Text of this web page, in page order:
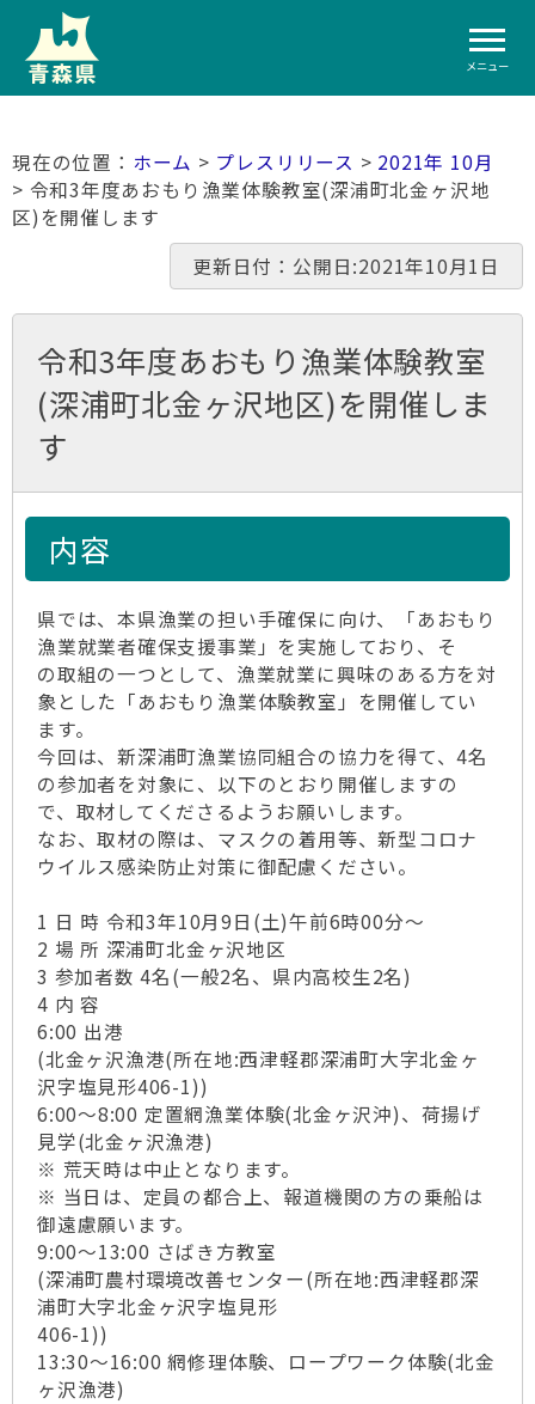
メニュー
ホーム > プレスリリース > 2021年 10月
> 令和3年度あおもり漁業体験教室(深浦町北金ヶ沢地
区)を開催します
更新日付：公開日:2021年10月1日
令和3年度あおもり漁業体験教室
(深浦町北金ヶ沢地区)を開催しま
す
内容
県では、本県漁業の担い手確保に向け、「あおもり
漁業就業者確保支援事業」を実施しており、そ
の取組の一つとして、漁業就業に興味のある方を対
象とした「あおもり漁業体験教室」を開催してい
ます。
今回は、新深浦町漁業協同組合の協力を得て、4名
の参加者を対象に、以下のとおり開催しますの
で、取材してくださるようお願いします。
なお、取材の際は、マスクの着用等、新型コロナ
ウイルス感染防止対策に御配慮ください。
1 日 時 令和3年10月9日(土)午前6時00分～
2 場 所 深浦町北金ヶ沢地区
3 参加者数 4名(一般2名、県内高校生2名)
4 内 容
6:00 出港
(北金ヶ沢漁港(所在地:西津軽郡深浦町大字北金ヶ
沢字塩見形406-1))
6:00～8:00 定置網漁業体験(北金ヶ沢沖)、荷揚げ
見学(北金ヶ沢漁港)
※ 荒天時は中止となります。
※ 当日は、定員の都合上、報道機関の方の乗船は
御遠慮願います。
9:00～13:00 さばき方教室
(深浦町農村環境改善センター(所在地:西津軽郡深
浦町大字北金ヶ沢字塩見形
406-1))
13:30～16:00 網修理体験、ロープワーク体験(北金
ヶ沢漁港)